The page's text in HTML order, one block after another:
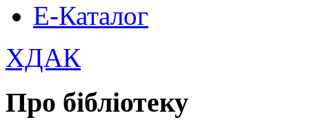
Е-Каталог
ХДАК
Про бібліотеку